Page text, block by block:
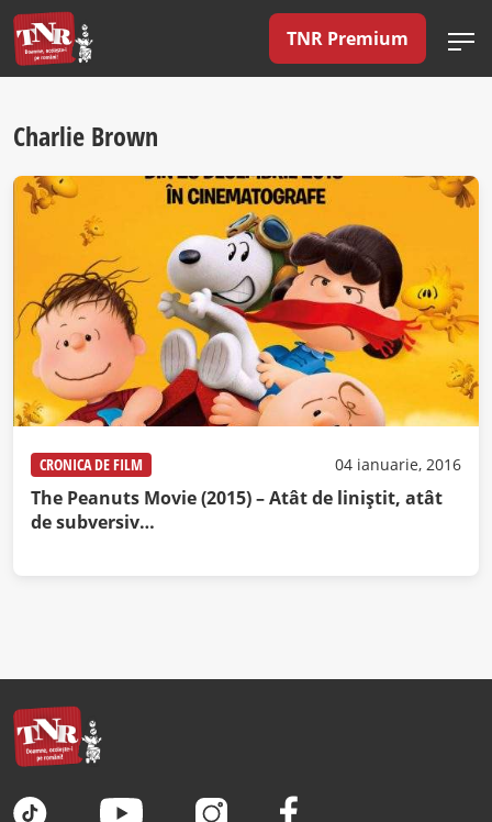
TNR Premium
Charlie Brown
CRONICA DE FILM 04 ianuarie, 2016
The Peanuts Movie (2015) – Atât de liniștit, atât
de subversiv…